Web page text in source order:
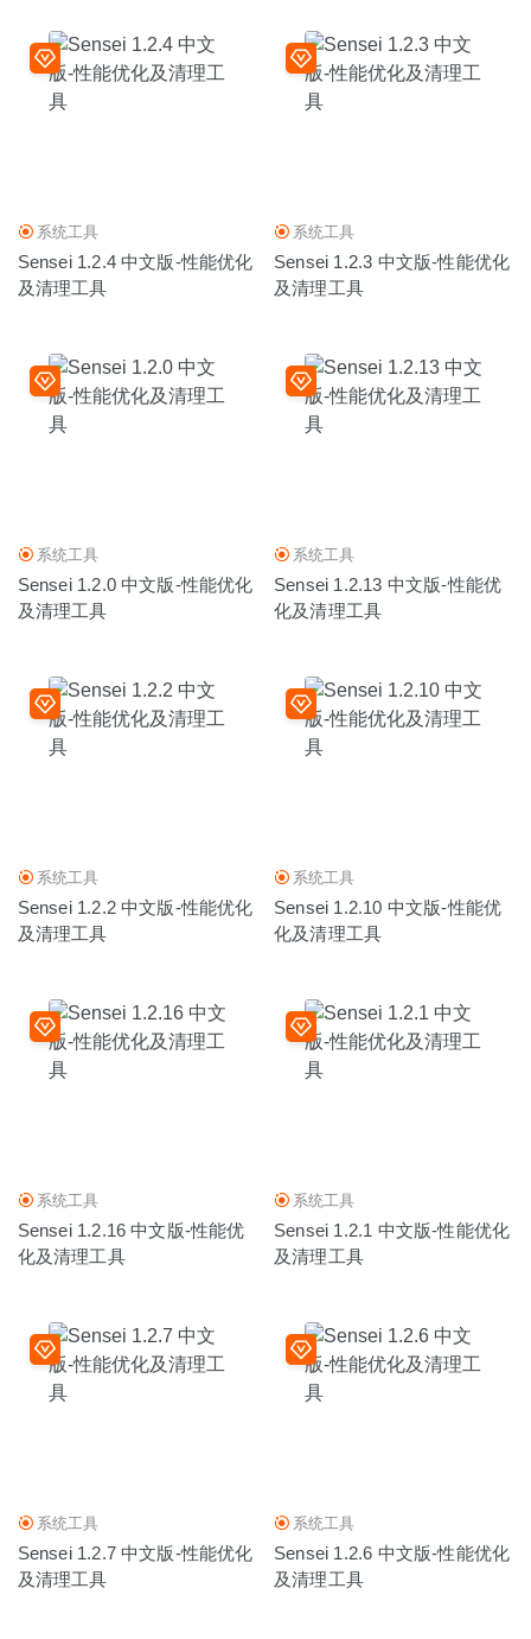
系统工具
Sensei 1.2.4 中文版-性能优化
及清理工具
系统工具
Sensei 1.2.3 中文版-性能优化
及清理工具
系统工具
Sensei 1.2.0 中文版-性能优化
及清理工具
系统工具
Sensei 1.2.13 中文版-性能优
化及清理工具
系统工具
Sensei 1.2.2 中文版-性能优化
及清理工具
系统工具
Sensei 1.2.10 中文版-性能优
化及清理工具
系统工具
Sensei 1.2.16 中文版-性能优
化及清理工具
系统工具
Sensei 1.2.1 中文版-性能优化
及清理工具
系统工具
Sensei 1.2.7 中文版-性能优化
及清理工具
系统工具
Sensei 1.2.6 中文版-性能优化
及清理工具